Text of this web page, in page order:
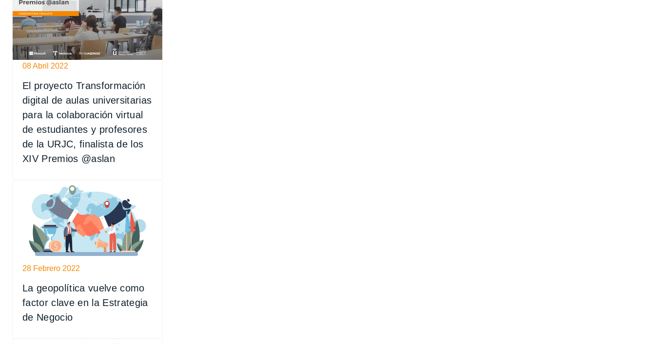
08 Abril 2022
El proyecto Transformación
digital de aulas universitarias
para la colaboración virtual
de estudiantes y profesores
de la URJC, finalista de los
XIV Premios @aslan
28 Febrero 2022
La geopolítica vuelve como
factor clave en la Estrategia
de Negocio